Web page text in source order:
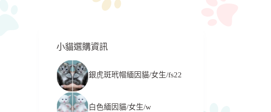
小貓選購資訊
銀虎斑玳帽緬因貓/女生/fs22
白色緬因貓/女生/w